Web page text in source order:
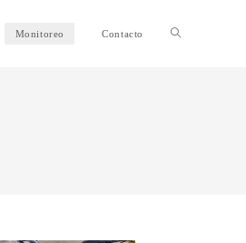
Monitoreo Contacto Alternar